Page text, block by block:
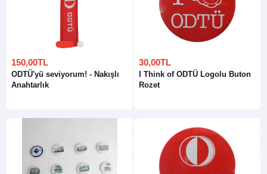
1 2
150,00TL
ODTÜ'yü seviyorum! - Nakışlı
Anahtarlık
30,00TL
I Think of ODTÜ Logolu Buton
Rozet